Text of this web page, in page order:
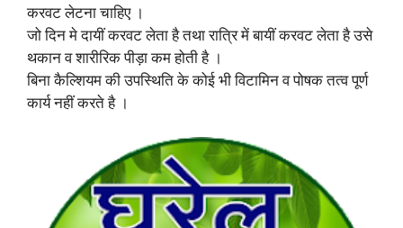
करवट लेटना चाहिए ।
जो दिन मे दायीं करवट लेता है तथा रात्रि में बायीं करवट लेता है उसे
थकान व शारीरिक पीड़ा कम होती है ।
बिना कैल्शियम की उपस्थिति के कोई भी विटामिन व पोषक तत्व पूर्ण
कार्य नहीं करते है ।